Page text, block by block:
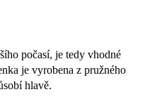
počasí, je tedy vhodné
je vyrobena z pružného
hlavě.